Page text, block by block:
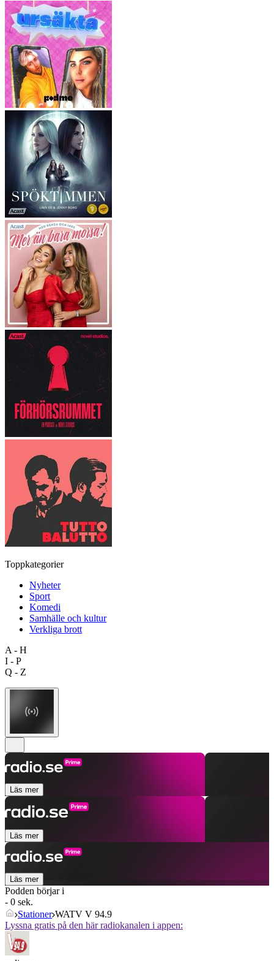
Toppkategorier
Nyheter
Sport
Komedi
Samhälle och kultur
Verkliga brott
A - H
I - P
Q - Z
Läs mer
Läs mer
Läs mer
Podden börjar i
- 0 sek.
Stationer WATV V 94.9
Lyssna gratis på den här radiokanalen i appen: